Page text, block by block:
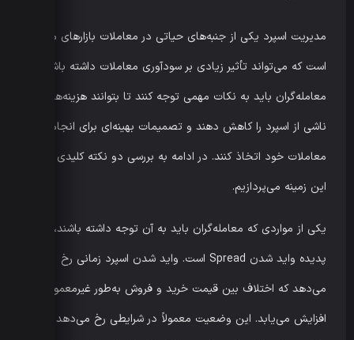
مدیریت اسپرد یکی از جنبه‌های حیاتی در معاملات بازارهای مالی
است که می‌تواند تأثیر زیادی بر سودآوری معاملات داشته باشد.
معامله‌گران باید به نکات مهمی توجه کنند تا بتوانند هزینه‌های
ناشی از اسپرد را کاهش دهند و تصمیمات بهینه‌ای برای انجام
معاملات خود اتخاذ کنند. در ادامه به بررسی دو نکته کلیدی در
این زمینه می‌پردازیم.
یکی از مواردی که معامله‌گران باید به آن توجه داشته باشند،
پدیده واید شدن Spread است. واید شدن اسپرد زمانی رخ
می‌دهد که اختلاف بین قیمت خرید و فروش به‌طور غیرمعمول
افزایش می‌یابد. این وضعیت معمولاً در شرایطی رخ می‌دهد که